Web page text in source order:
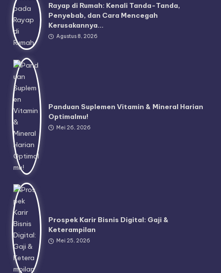
Rayap di Rumah: Kenali Tanda-Tanda,
Penyebab, dan Cara Mencegah
Kerusakannya…
Agustus 8, 2026
Panduan Suplemen Vitamin & Mineral Harian
Optimalmu!
Mei 26, 2026
Prospek Karir Bisnis Digital: Gaji &
Keterampilan
Mei 25, 2026